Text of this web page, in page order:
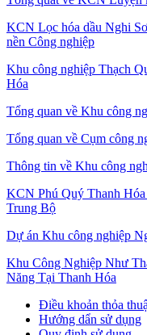
KCN Lọc hóa dầu Nghi
nền Công nghiệp
Khu công nghiệp Thạch
Hóa
Tổng quan về Khu công
Tổng quan về Cụm công
Thông tin về Khu công
KCN Phú Quý Thanh
Trung Bộ
Dự án Khu công nghiệp
Khu Công Nghiệp Như
Năng Tại Thanh Hóa
Điều khoản thỏa
Hướng dẩn sử dụng